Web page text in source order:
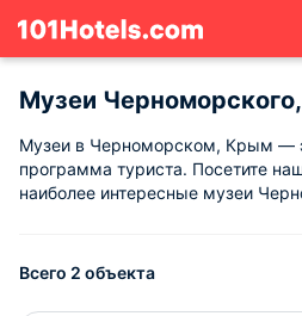
Музеи
Музеи в Черноморском, Крым —
программа туриста. Посетите
наиболее интересные музеи
Всего 2 объекта